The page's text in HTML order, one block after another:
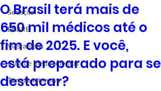
Sedação
ENARE
Vias aéreas
Guia de medicamentos
Terapia Intensiva
O Brasil terá mais de
650 mil médicos até o
fim de 2025. E você,
está preparado para se
destacar?